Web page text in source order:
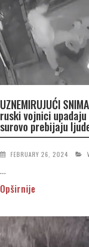
UZNEMIRUJUĆI
ruski vojnici
surovo prebijaju
FEBRUARY 26, 2024
...
Opširnije